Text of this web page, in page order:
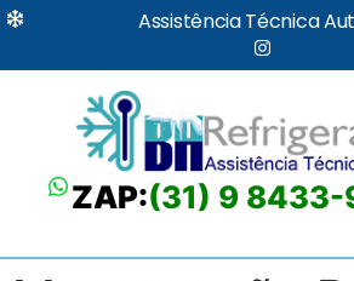
Assistência Técnica
ZAP:(31) 9 8433-